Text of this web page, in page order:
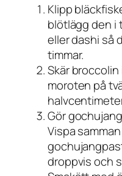
Klipp
blötlägg den i
eller dashi så
timmar.
Skär
moroten på
Gör
Vispa
droppvis och